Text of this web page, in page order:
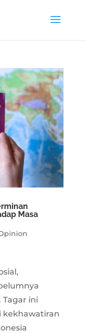
Masa
Tagar ini
kekhawatiran